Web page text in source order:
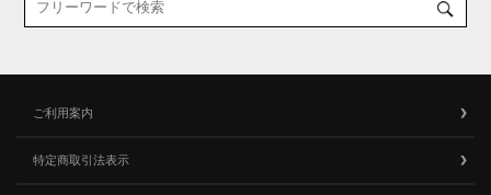
ご利用案内
特定商取引法表示